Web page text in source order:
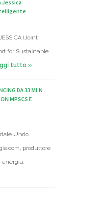
Jessica
(Joint
for Sustainable
tutto »
DA 33 MLN
MPSCS E
Undo
produttore
energia,